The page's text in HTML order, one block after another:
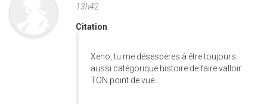
13h42
Citation
Xeno, tu me désespères à être toujours
aussi catégorique histoire de faire valloir
TON point de vue...